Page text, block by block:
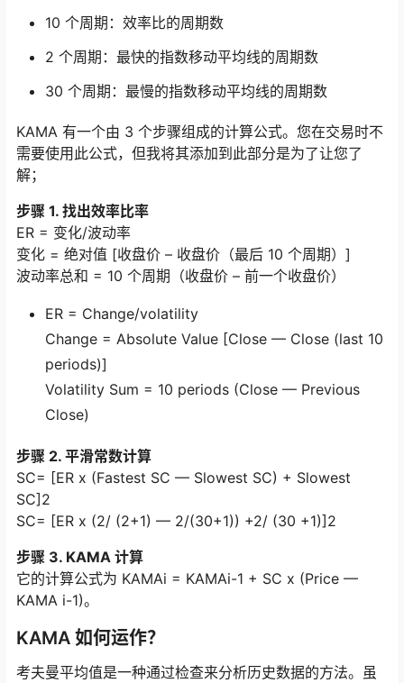
10 个周期：效率比的周期数
2 个周期：最快的指数移动平均线的周期数
30 个周期：最慢的指数移动平均线的周期数
KAMA 有一个由 3 个步骤组成的计算公式。您在交易时不
需要使用此公式，但我将其添加到此部分是为了让您了
解；
步骤 1. 找出效率比率
ER = 变化/波动率
变化 = 绝对值 [收盘价 – 收盘价（最后 10 个周期）]
波动率总和 = 10 个周期（收盘价 – 前一个收盘价）
ER = Change/volatility
Change = Absolute Value [Close — Close (last 10
periods)]
Volatility Sum = 10 periods (Close — Previous
Close)
步骤 2. 平滑常数计算
SC= [ER x (Fastest SC — Slowest SC) + Slowest
SC]2
SC= [ER x (2/ (2+1) — 2/(30+1)) +2/ (30 +1)]2
步骤 3. KAMA 计算
它的计算公式为 KAMAi = KAMAi-1 + SC x (Price —
KAMA i-1)。
KAMA 如何运作？
考夫曼平均值是一种通过检查来分析历史数据的方法。虽